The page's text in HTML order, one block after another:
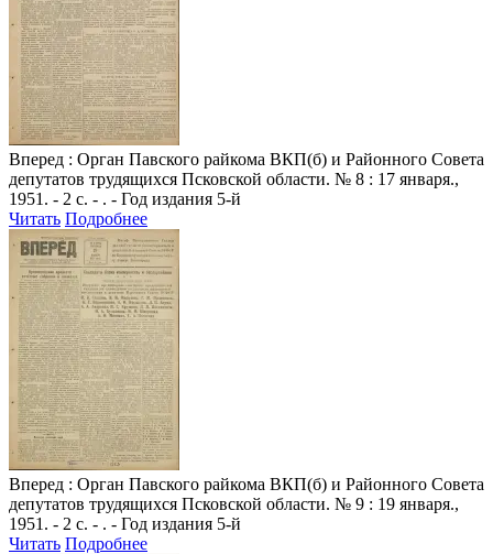
Вперед : Орган Павского райкома ВКП(б) и Районного Совета
депутатов трудящихся Псковской области. № 8 : 17 января.,
1951. - 2 с. - . - Год издания 5-й
Читать Подробнее
Вперед : Орган Павского райкома ВКП(б) и Районного Совета
депутатов трудящихся Псковской области. № 9 : 19 января.,
1951. - 2 с. - . - Год издания 5-й
Читать Подробнее